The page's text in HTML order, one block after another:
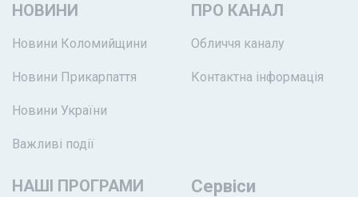
НОВИНИ
Новини Коломийщини
Новини Прикарпаття
Новини України
Важливі події
ПРО КАНАЛ
Обличчя каналу
Контактна інформація
НАШІ ПРОГРАМИ Сервіси